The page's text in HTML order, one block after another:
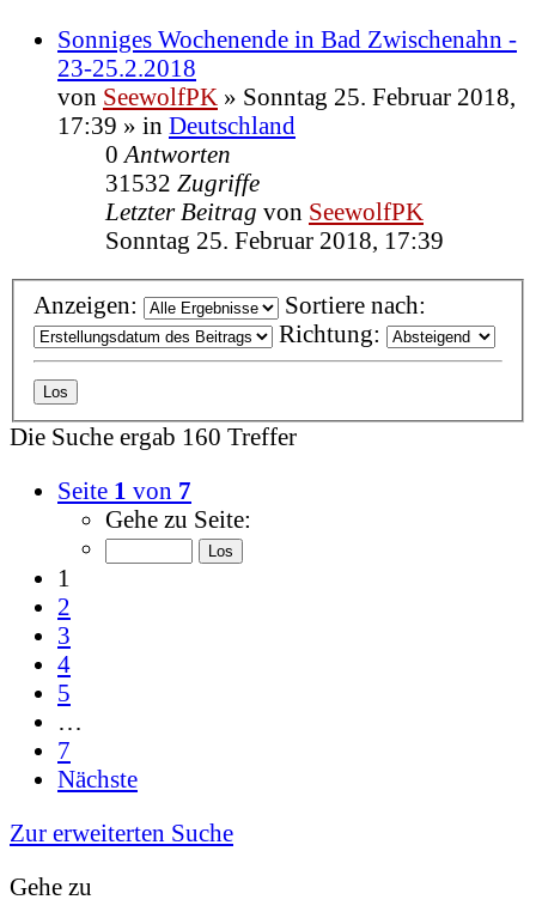
Sonniges Wochenende in Bad Zwischenahn -
23-25.2.2018
von SeewolfPK » Sonntag 25. Februar 2018,
17:39 » in Deutschland
0 Antworten
31532 Zugriffe
Letzter Beitrag von SeewolfPK
Sonntag 25. Februar 2018, 17:39
Anzeigen:
Sortiere nach:
Richtung:
Die Suche ergab 160 Treffer
Seite 1 von 7
Gehe zu Seite:
1
2
3
4
5
…
7
Nächste
Zur erweiterten Suche
Gehe zu